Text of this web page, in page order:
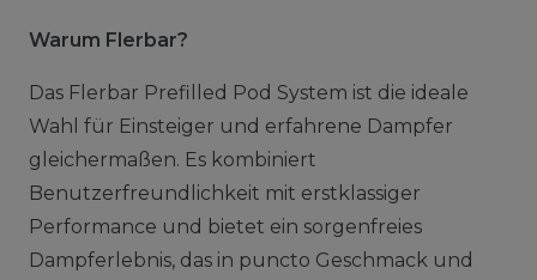
Warum Flerbar?
Das Flerbar Prefilled Pod System ist die ideale
Wahl für Einsteiger und erfahrene Dampfer
gleichermaßen. Es kombiniert
Benutzerfreundlichkeit mit erstklassiger
Performance und bietet ein sorgenfreies
Dampferlebnis, das in puncto Geschmack und